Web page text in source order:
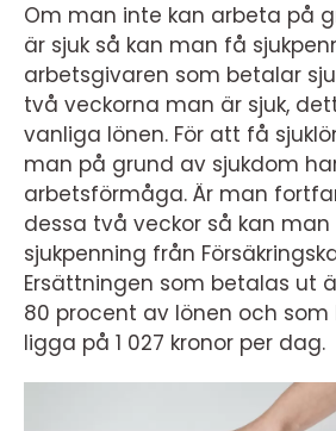
Om man inte kan arbeta på
är sjuk så kan man få
arbetsgivaren som betalar
två veckorna man är sjuk,
vanliga lönen. För att få
man på grund av sjukdom
arbetsförmåga. Är man
dessa två veckor så kan
sjukpenning från
Ersättningen som betalas ut
80 procent av lönen och
ligga på 1 027 kronor per dag.